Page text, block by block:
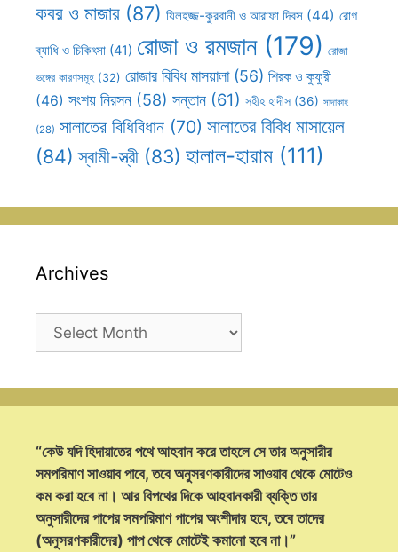
কবর ও মাজার (87) যিলহজ্জ-কুরবানী ও আরাফা দিবস (44) রোগ
ব্যাধি ও চিকিৎসা (41) রোজা ও রমজান(179) রোজা
ভঙ্গের কারণসমূহ (32) রোজার বিবিধ মাসয়ালা(56) শিরক ও কুফুরী
(46) সংশয় নিরসন (58) সন্তান (61) সহীহ হাদীস (36) সাদাকাহ
(28) সালাতের বিধিবিধান (70) সালাতের বিবিধ মাসায়েল
(84) স্বামী-স্ত্রী (83) হালাল-হারাম (111)
Archives
Archives
“কেউ যদি হিদায়াতের পথে আহবান করে তাহলে সে তার অনুসারীর
সমপরিমাণ সাওয়াব পাবে, তবে অনুসরণকারীদের সাওয়াব থেকে মোটেও
কম করা হবে না। আর বিপথের দিকে আহবানকারী ব্যক্তি তার
অনুসারীদের পাপের সমপরিমাণ পাপের অংশীদার হবে, তবে তাদের
(অনুসরণকারীদের) পাপ থেকে মোটেই কমানো হবে না।”